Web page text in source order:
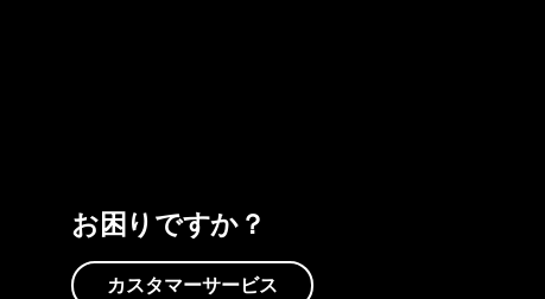
お困りですか？
カスタマーサービス